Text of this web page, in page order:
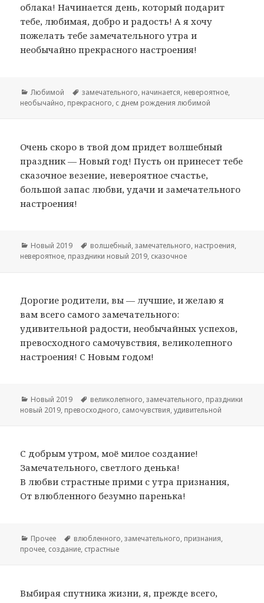
облака! Начинается день, который подарит
тебе, любимая, добро и радость! А я хочу
пожелать тебе замечательного утра и
необычайно прекрасного настроения!
Рубрики
Любимой Метки
замечательного, начинается, невероятное,
необычайно, прекрасного, с днем рождения любимой
Очень скоро в твой дом придет волшебный
праздник — Новый год! Пусть он принесет тебе
сказочное везение, невероятное счастье,
большой запас любви, удачи и замечательного
настроения!
Рубрики
Новый 2019 Метки
волшебный,замечательного, настроения,
невероятное, праздники новый 2019, сказочное
Дорогие родители, вы — лучшие, и желаю я
вам всего самого замечательного:
удивительной радости, необычайных успехов,
превосходного самочувствия, великолепного
настроения! С Новым годом!
Рубрики
Новый 2019 Метки
великолепного,замечательного, праздники
новый 2019, превосходного, самочувствия,удивительной
С добрым утром, моё милое создание!
Замечательного, светлого денька!
В любви страстные прими с утра признания,
От влюбленного безумно паренька!
Рубрики
Прочее Метки
влюбленного,замечательного, признания,
прочее, создание, страстные
Выбирая спутника жизни, я, прежде всего,